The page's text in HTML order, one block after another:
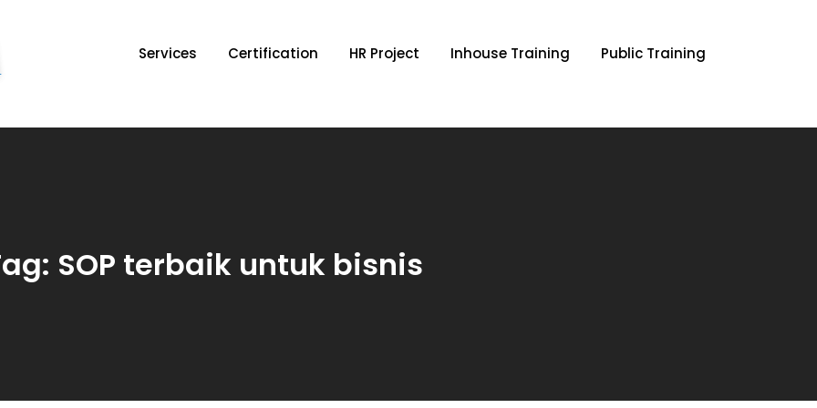
Services Certification HR Project Inhouse Training Public Training
SOP terbaik untuk bisnis